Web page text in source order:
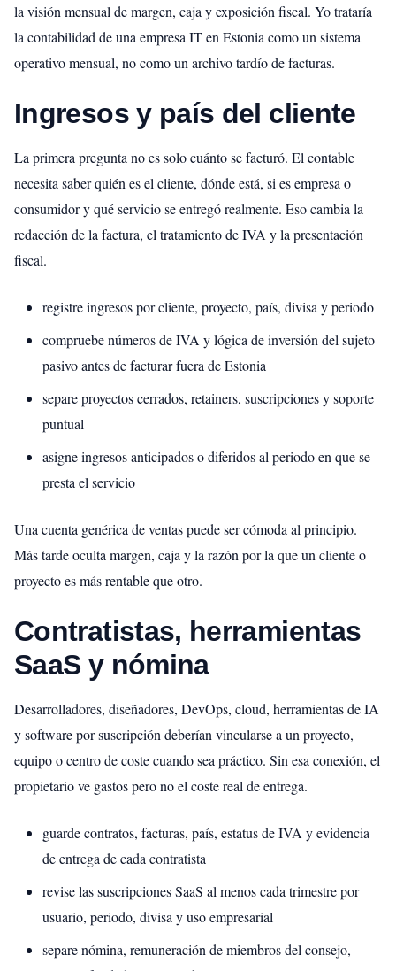
la visión mensual de margen, caja y exposición fiscal. Yo trataría
la contabilidad de una empresa IT en Estonia como un sistema
operativo mensual, no como un archivo tardío de facturas.
Ingresos y país del cliente
La primera pregunta no es solo cuánto se facturó. El contable
necesita saber quién es el cliente, dónde está, si es empresa o
consumidor y qué servicio se entregó realmente. Eso cambia la
redacción de la factura, el tratamiento de IVA y la presentación
fiscal.
registre ingresos por cliente, proyecto, país, divisa y periodo
compruebe números de IVA y lógica de inversión del sujeto
pasivo antes de facturar fuera de Estonia
separe proyectos cerrados, retainers, suscripciones y soporte
puntual
asigne ingresos anticipados o diferidos al periodo en que se
presta el servicio
Una cuenta genérica de ventas puede ser cómoda al principio.
Más tarde oculta margen, caja y la razón por la que un cliente o
proyecto es más rentable que otro.
Contratistas, herramientas
SaaS y nómina
Desarrolladores, diseñadores, DevOps, cloud, herramientas de IA
y software por suscripción deberían vincularse a un proyecto,
equipo o centro de coste cuando sea práctico. Sin esa conexión, el
propietario ve gastos pero no el coste real de entrega.
guarde contratos, facturas, país, estatus de IVA y evidencia
de entrega de cada contratista
revise las suscripciones SaaS al menos cada trimestre por
usuario, periodo, divisa y uso empresarial
separe nómina, remuneración de miembros del consejo,